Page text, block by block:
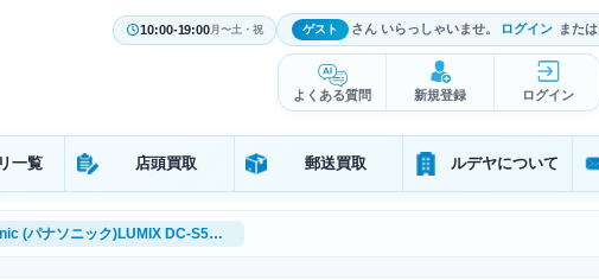
10:00-19:00月〜土・祝 ゲスト さん いらっしゃいませ。 ログイン また
よくある質問 新規登録 ログイン
一覧 店頭買取 郵送買取 ルデヤについて
Panasonic (パナソニック)LUMIX DC-S5M2W ダブルレンズキット